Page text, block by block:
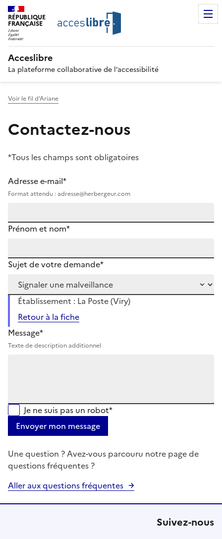
RÉPUBLIQUE
FRANÇAISE
Acceslibre
La plateforme collaborative de l’accessibilité
Voir le fil d'Ariane
Contactez-nous
*Tous les champs sont obligatoires
Adresse e-mail*
Format attendu : adresse@herbergeur.com
Prénom et nom*
Sujet de votre demande*
Établissement : La Poste (Viry)
Retour à la fiche
Message*
Texte de description additionnel
Je ne suis pas un robot*
Envoyer mon message
Une question ? Avez-vous parcouru notre page de
questions fréquentes ?
Aller aux questions fréquentes
Suivez-nous